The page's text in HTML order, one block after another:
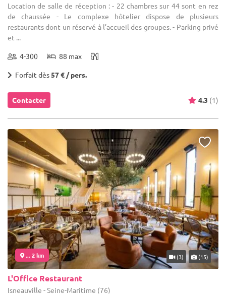
Location de salle de réception : - 22 chambres sur 44 sont en rez
de chaussée - Le complexe hôtelier dispose de plusieurs
restaurants dont un réservé à l’accueil des groupes. - Parking privé
et ...
4-300 88 max
Forfait dès57 € / pers.
Contacter 4.3 (1)
... 2 km (3) (15)
L'Office Restaurant
Isneauville - Seine-Maritime (76)